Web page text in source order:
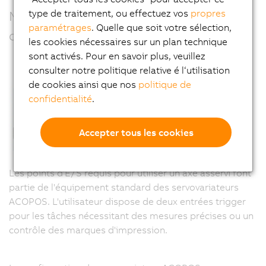
Modularité et précision avec options de
communication
Les points d'E/S requis pour utiliser un axe asservi font
partie de l'équipement standard des servovariateurs
ACOPOS. L'utilisateur dispose de deux entrées trigger
pour les tâches nécessitant des mesures précises ou un
contrôle des marques d'impression.
type de traitement, ou effectuez vos propres
paramétrages. Quelle que soit votre sélection,
les cookies nécessaires sur un plan technique
sont activés. Pour en savoir plus, veuillez
consulter notre politique relative é l‘utilisation
de cookies ainsi que nos politique de
confidentialité.
Accepter tous les cookies